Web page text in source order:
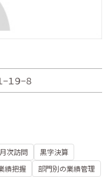
１９−８
月次訪問
黒字決算
績把握
部門別の業績管理